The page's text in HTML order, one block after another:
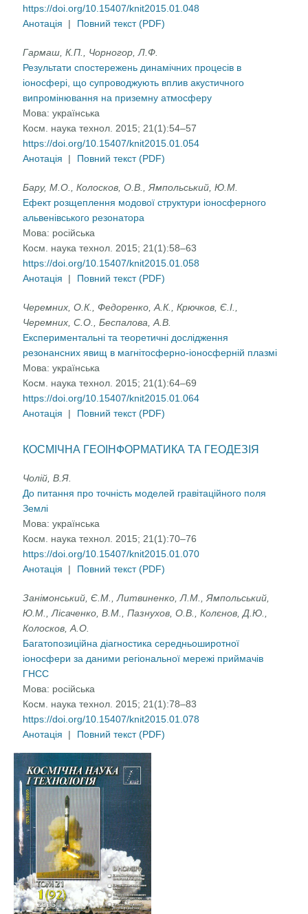
https://doi.org/10.15407/knit2015.01.048
Анотація
| Повний текст (PDF)
Гармаш, К.П., Чорногор, Л.Ф.
Результати спостережень динамічних процесів в
іоносфері, що супроводжують вплив акустичного
випромінювання на приземну атмосферу
Мова:українська
Косм. наука технол. 2015; 21(1):54–57
https://doi.org/10.15407/knit2015.01.054
Анотація
| Повний текст (PDF)
Бару, М.О., Колосков, О.В., Ямпольський, Ю.М.
Ефект розщеплення модової структури іоносферного
альвенівського резонатора
Мова: російська
Косм. наука технол. 2015; 21(1):58–63
https://doi.org/10.15407/knit2015.01.058
Анотація
| Повний текст (PDF)
Черемних, О.К., Федоренко, А.К., Крючков, Є.І.,
Черемних, С.О., Беспалова, А.В.
Експериментальні та теоретичні дослідження
резонансних явищ в магнітосферно-іоносферній плазмі
Мова:українська
Косм. наука технол. 2015; 21(1):64–69
https://doi.org/10.15407/knit2015.01.064
Анотація
| Повний текст (PDF)
КОСМІЧНА ГЕОІНФОРМАТИКА ТА ГЕОДЕЗІЯ
Чолій, В.Я.
До питання про точність моделей гравітаційного поля
Землі
Мова:українська
Косм. наука технол. 2015; 21(1):70–76
https://doi.org/10.15407/knit2015.01.070
Анотація
| Повний текст (PDF)
Занімонський, Є.М., Литвиненко, Л.М., Ямпольський,
Ю.М., Лісаченко, В.М., Пазнухов, О.В., Колєнов, Д.Ю.,
Колосков, А.О.
Багатопозиційна діагностика середньоширотної
іоносфери за даними регіональної мережі приймачів
ГНСС
Мова: російська
Косм. наука технол. 2015; 21(1):78–83
https://doi.org/10.15407/knit2015.01.078
Анотація
| Повний текст (PDF)